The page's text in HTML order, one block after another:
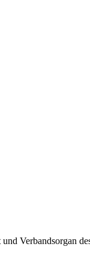
Verbandsorgan